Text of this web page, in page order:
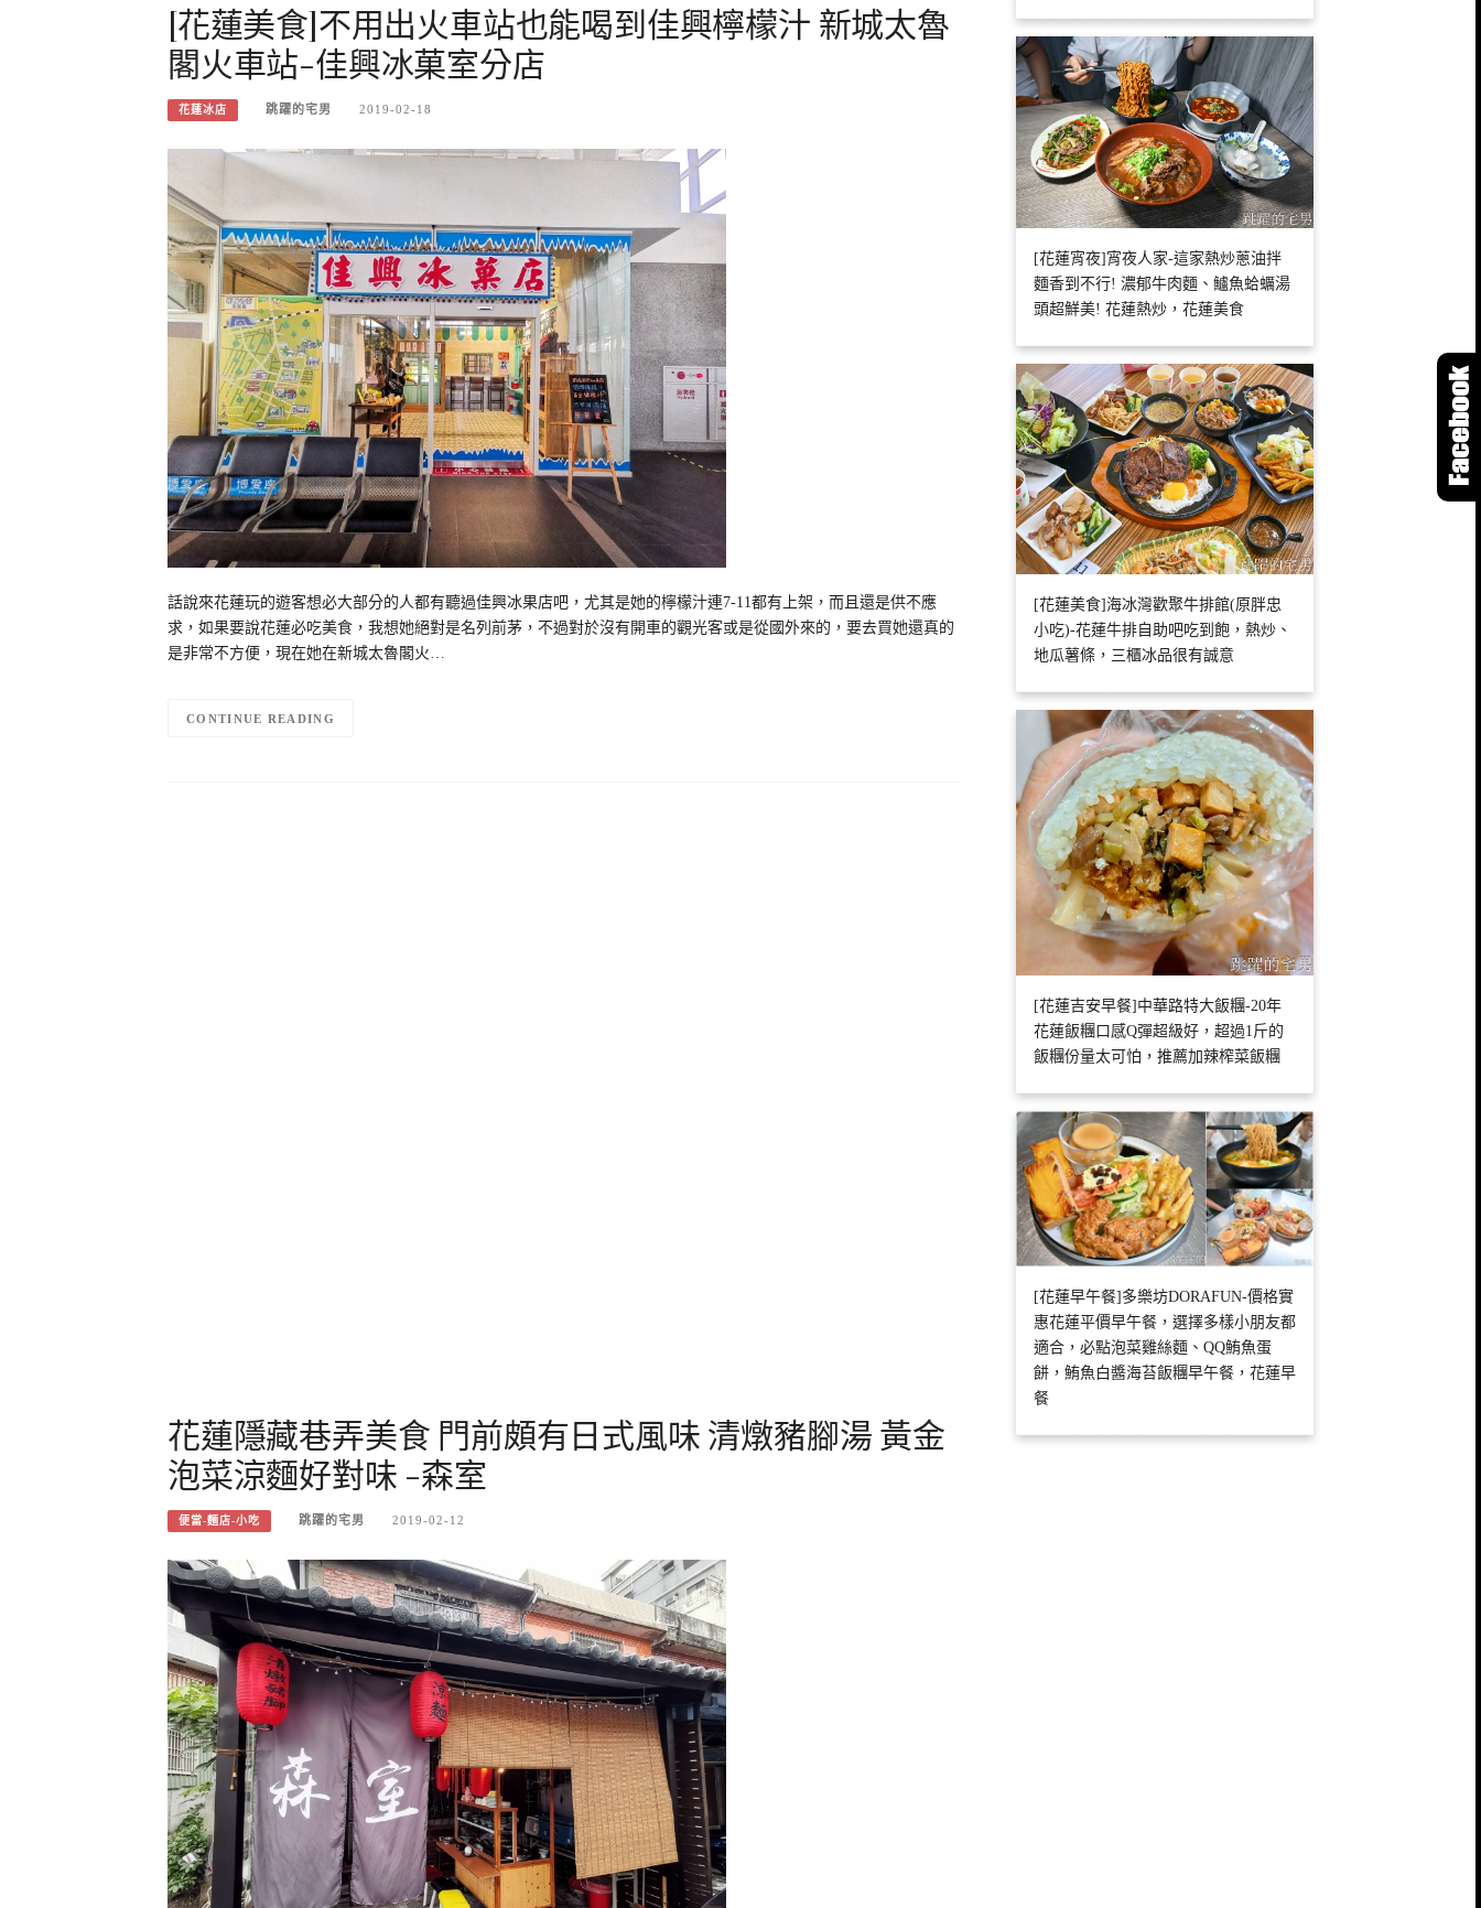
[花蓮美食]不用出火車站也能喝到佳興檸檬汁 新城太魯
閣火車站-佳興冰菓室分店
花蓮冰店 跳躍的宅男 2019-02-18
話說來花蓮玩的遊客想必大部分的人都有聽過佳興冰果店吧，尤其是她的檸檬汁連7-11都有上架，而且還是供不應
求，如果要說花蓮必吃美食，我想她絕對是名列前茅，不過對於沒有開車的觀光客或是從國外來的，要去買她還真的
是非常不方便，現在她在新城太魯閣火…
CONTINUE READING
花蓮隱藏巷弄美食 門前頗有日式風味 清燉豬腳湯 黃金
泡菜涼麵好對味 -森室
便當-麵店-小吃 跳躍的宅男 2019-02-12
[花蓮宵夜]宵夜人家-這家熱炒蔥油拌
麵香到不行! 濃郁牛肉麵、鱸魚蛤蠣湯
頭超鮮美! 花蓮熱炒，花蓮美食
[花蓮美食]海冰灣歡聚牛排館(原胖忠
小吃)-花蓮牛排自助吧吃到飽，熱炒、
地瓜薯條，三櫃冰品很有誠意
[花蓮吉安早餐]中華路特大飯糰-20年
花蓮飯糰口感Q彈超級好，超過1斤的
飯糰份量太可怕，推薦加辣榨菜飯糰
[花蓮早午餐]多樂坊DORAFUN-價格實
惠花蓮平價早午餐，選擇多樣小朋友都
適合，必點泡菜雞絲麵、QQ鮪魚蛋
餅，鮪魚白醬海苔飯糰早午餐，花蓮早
餐